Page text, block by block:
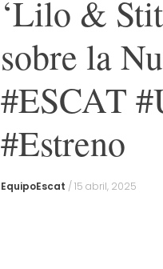
‘Lilo &
sobre la
#ESCAT
#Estreno
EquipoEscat /15 abril, 2025